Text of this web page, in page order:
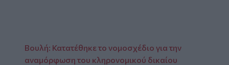
Βουλή: Κατατέθηκε το νομοσχέδιο για την
αναμόρφωση του κληρονομικού δικαίου